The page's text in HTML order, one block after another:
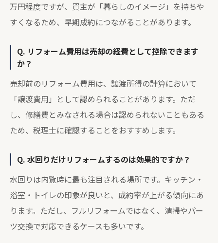
万円程度ですが、買主が「暮らしのイメージ」を持ちや
すくなるため、早期成約につながることがあります。
Q. リフォーム費用は売却の経費として控除できます
か？
売却前のリフォーム費用は、譲渡所得の計算において
「譲渡費用」として認められることがあります。ただ
し、修繕費とみなされる場合は認められないこともある
ため、税理士に確認することをおすすめします。
Q. 水回りだけリフォームするのは効果的ですか？
水回りは内覧時に最も注目される場所です。キッチン・
浴室・トイレの印象が良いと、成約率が上がる傾向にあ
ります。ただし、フルリフォームではなく、清掃やパー
ツ交換で対応できるケースも多いです。